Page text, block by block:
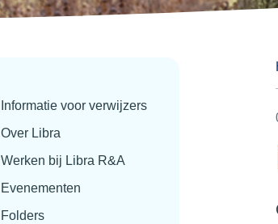
Informatie voor verwijzers
Over Libra
Werken bij Libra R&A
Evenementen
Folders